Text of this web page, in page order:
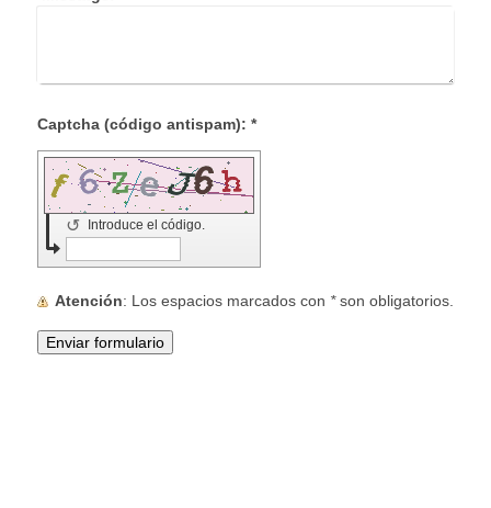
Captcha (código antispam): *
Introduce el código.
↺
Atención : Los espacios marcados con *son obligatorios.